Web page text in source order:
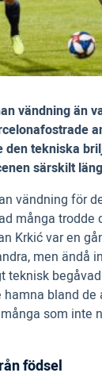
vändning än
den tekniska
särskilt
vändning för
många trodde
Krkić var en
men ändå
teknisk
bland de
som inte
födsel